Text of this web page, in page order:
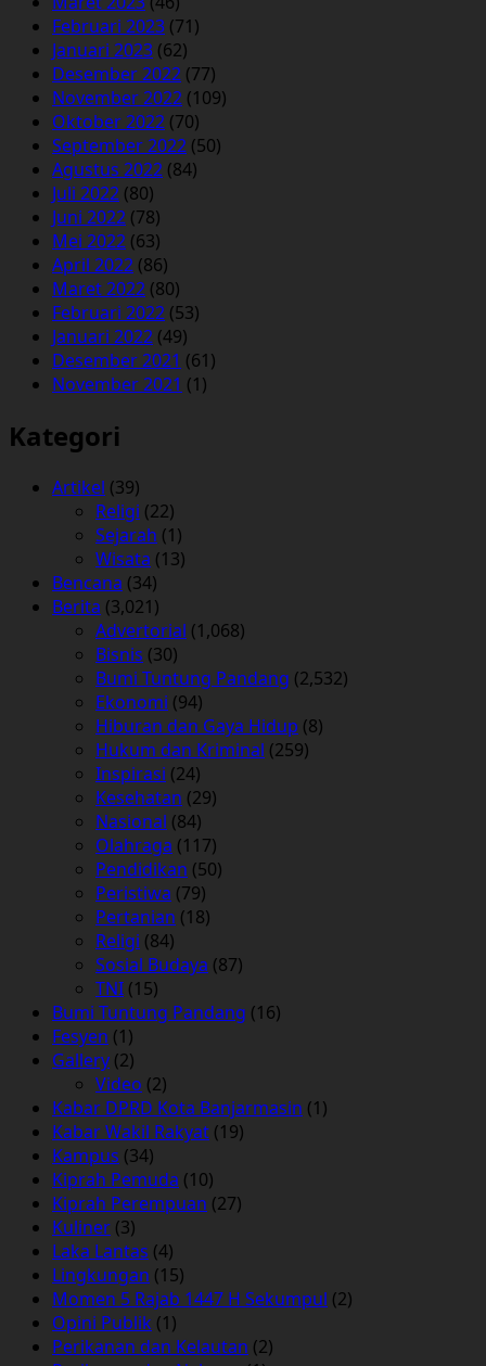
Februari 2023 (71)
Januari 2023 (62)
Desember 2022 (77)
November 2022 (109)
Oktober 2022 (70)
September 2022 (50)
Agustus 2022 (84)
Juli 2022 (80)
Juni 2022 (78)
Mei 2022 (63)
April 2022 (86)
Maret 2022 (80)
Februari 2022 (53)
Januari 2022 (49)
Desember 2021 (61)
November 2021 (1)
Kategori
Artikel (39)
Religi (22)
Sejarah (1)
Wisata (13)
Bencana (34)
Berita (3,021)
Advertorial (1,068)
Bisnis (30)
Bumi Tuntung Pandang (2,532)
Ekonomi (94)
Hiburan dan Gaya Hidup (8)
Hukum dan Kriminal (259)
Inspirasi (24)
Kesehatan (29)
Nasional (84)
Olahraga (117)
Pendidikan (50)
Peristiwa (79)
Pertanian (18)
Religi (84)
Sosial Budaya (87)
TNI (15)
Bumi Tuntung Pandang (16)
Fesyen (1)
Gallery (2)
Video (2)
Kabar DPRD Kota Banjarmasin (1)
Kabar Wakil Rakyat (19)
Kampus (34)
Kiprah Pemuda (10)
Kiprah Perempuan (27)
Kuliner (3)
Laka Lantas (4)
Lingkungan (15)
Momen 5 Rajab 1447 H Sekumpul (2)
Opini Publik (1)
Perikanan dan Kelautan (2)